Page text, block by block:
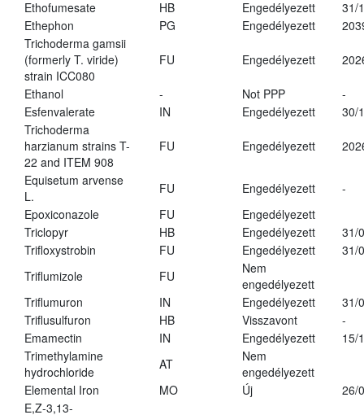
Ethofumesate
HB Engedélyezett
31/
Ethephon
PG Engedélyezett
Trichoderma gamsii
(formerly T. viride)
strain ICC080
FU Engedélyezett
Ethanol - Not PPP
-
Esfenvalerate
IN Engedélyezett
30/
Trichoderma
harzianum strains T-
22 and ITEM 908
FU Engedélyezett
Equisetum arvense
L.
FU Engedélyezett
-
Epoxiconazole
FU
Engedélyezett
Triclopyr
HB Engedélyezett
31/
Trifloxystrobin
FU Engedélyezett
31/
Triflumizole
FU
Nem
engedélyezett
Triflumuron
IN Engedélyezett
31/
Triflusulfuron
HB Visszavont
-
Emamectin
IN Engedélyezett
15/
Trimethylamine
hydrochloride
AT
Nem
engedélyezett
Elemental Iron
MO Új
26/
E,Z-3,13-